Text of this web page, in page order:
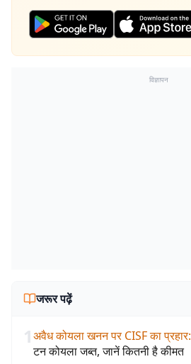
विज्ञापन
जरूर पढ़ें
1अवैध कोयला खनन पर CISF का प्रहार:
टन कोयला जब्त, जानें कितनी है कीमत